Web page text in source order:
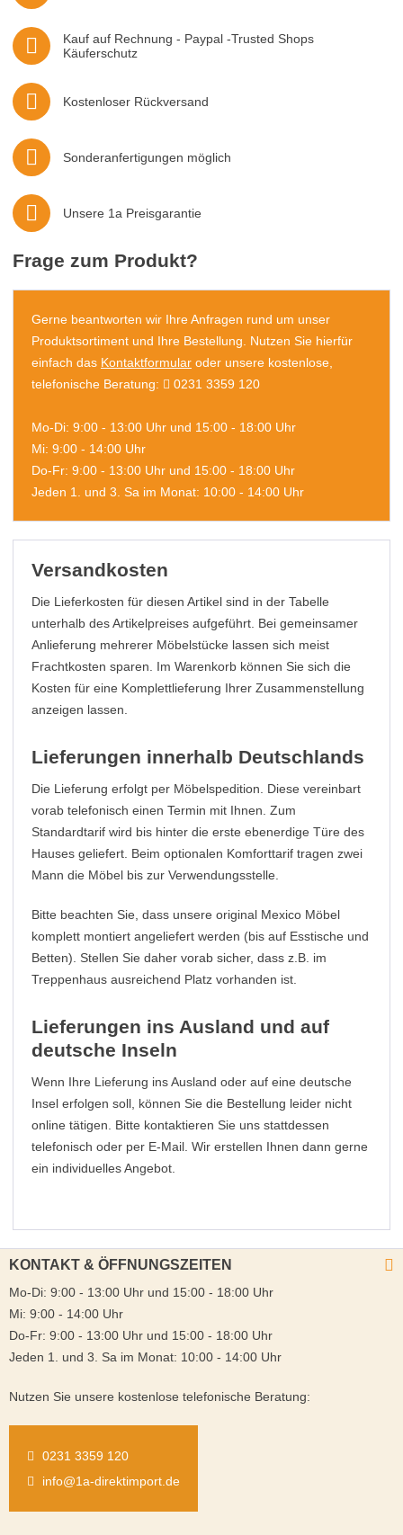
Kauf auf Rechnung - Paypal -Trusted Shops
Käuferschutz
Kostenloser Rückversand
Sonderanfertigungen möglich
Unsere 1a Preisgarantie
Frage zum Produkt?
Gerne beantworten wir Ihre Anfragen rund um unser
Produktsortiment und Ihre Bestellung. Nutzen Sie hierfür
einfach das Kontaktformular oder unsere kostenlose,
telefonische Beratung:
0231 3359 120
Mo-Di: 9:00 - 13:00 Uhr und 15:00 - 18:00 Uhr
Mi: 9:00 - 14:00 Uhr
Do-Fr: 9:00 - 13:00 Uhr und 15:00 - 18:00 Uhr
Jeden 1. und 3. Sa im Monat: 10:00 - 14:00 Uhr
Versandkosten
Die Lieferkosten für diesen Artikel sind in der Tabelle
unterhalb des Artikelpreises aufgeführt. Bei gemeinsamer
Anlieferung mehrerer Möbelstücke lassen sich meist
Frachtkosten sparen. Im Warenkorb können Sie sich die
Kosten für eine Komplettlieferung Ihrer Zusammenstellung
anzeigen lassen.
Lieferungen innerhalb Deutschlands
Die Lieferung erfolgt per Möbelspedition. Diese vereinbart
vorab telefonisch einen Termin mit Ihnen. Zum
Standardtarif wird bis hinter die erste ebenerdige Türe des
Hauses geliefert. Beim optionalen Komforttarif tragen zwei
Mann die Möbel bis zur Verwendungsstelle.
Bitte beachten Sie, dass unsere original Mexico Möbel
komplett montiert angeliefert werden (bis auf Esstische und
Betten). Stellen Sie daher vorab sicher, dass z.B. im
Treppenhaus ausreichend Platz vorhanden ist.
Lieferungen ins Ausland und auf
deutsche Inseln
Wenn Ihre Lieferung ins Ausland oder auf eine deutsche
Insel erfolgen soll, können Sie die Bestellung leider nicht
online tätigen. Bitte kontaktieren Sie uns stattdessen
telefonisch oder per E-Mail. Wir erstellen Ihnen dann gerne
ein individuelles Angebot.
KONTAKT & ÖFFNUNGSZEITEN
Mo-Di: 9:00 - 13:00 Uhr und 15:00 - 18:00 Uhr
Mi: 9:00 - 14:00 Uhr
Do-Fr: 9:00 - 13:00 Uhr und 15:00 - 18:00 Uhr
Jeden 1. und 3. Sa im Monat: 10:00 - 14:00 Uhr
Nutzen Sie unsere kostenlose telefonische Beratung:
0231 3359 120
info@1a-direktimport.de